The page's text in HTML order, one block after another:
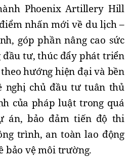
Phoenix Artillery Hill
nhấn mới về du lịch –
góp phần nâng cao sức
tư, thúc đẩy phát triển
hướng hiện đại và bền
nghị chủ đầu tư tuân thủ
của pháp luật trong quá
án, bảo đảm tiến độ thi
trình, an toàn lao động
bảo vệ môi trường.